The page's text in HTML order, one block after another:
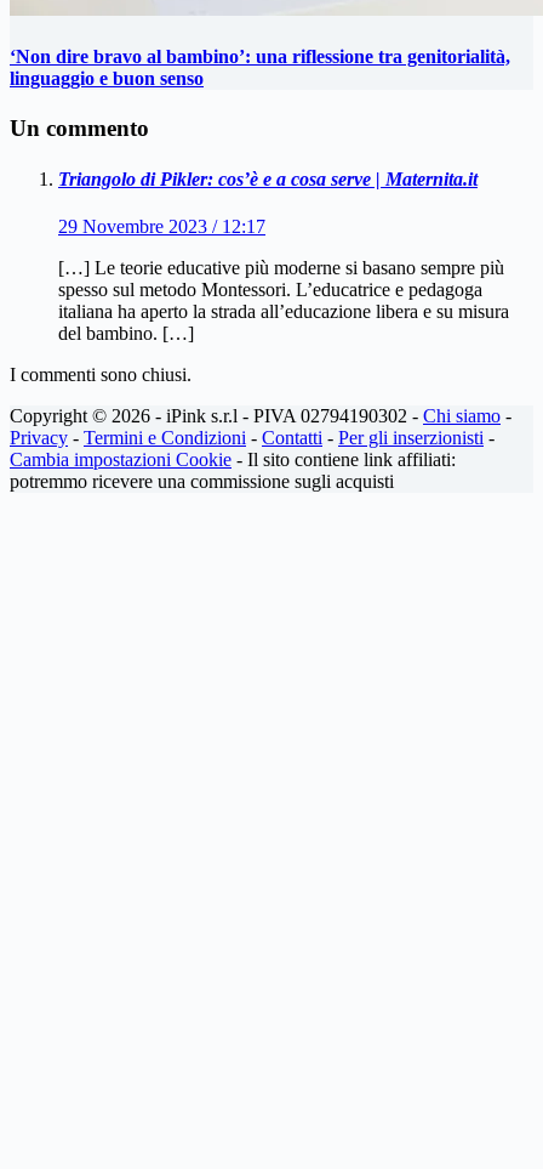
‘Non dire bravo al bambino’: una riflessione tra genitorialità,
linguaggio e buon senso
Un commento
Triangolo di Pikler: cos’è e a cosa serve | Maternita.it
29 Novembre 2023 / 12:17
[…] Le teorie educative più moderne si basano sempre più
spesso sul metodo Montessori. L’educatrice e pedagoga
italiana ha aperto la strada all’educazione libera e su misura
del bambino. […]
I commenti sono chiusi.
Copyright © 2026 - iPink s.r.l - PIVA 02794190302 - Chi siamo -
Privacy - Termini e Condizioni - Contatti - Per gli inserzionisti -
Cambia impostazioni Cookie - Il sito contiene link affiliati:
potremmo ricevere una commissione sugli acquisti